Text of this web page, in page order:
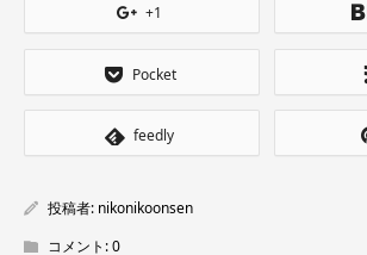
+1
Pocket
feedly
投稿者: nikonikoonsen
コメント:0